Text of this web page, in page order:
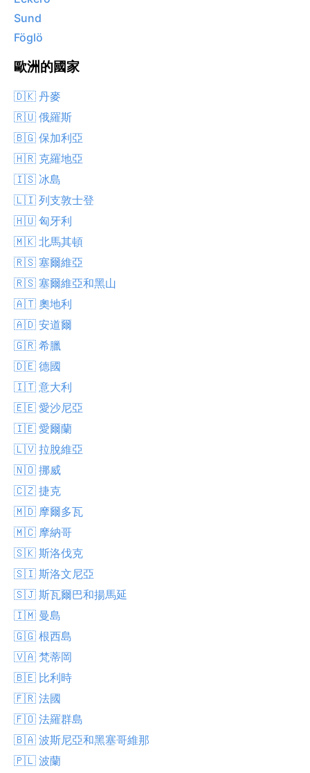
Sund
Föglö
歐洲的國家
🇩🇰 丹麥
🇷🇺 俄羅斯
🇧🇬 保加利亞
🇭🇷 克羅地亞
🇮🇸 冰島
🇱🇮 列支敦士登
🇭🇺 匈牙利
🇲🇰 北馬其頓
🇷🇸 塞爾維亞
🇷🇸 塞爾維亞和黑山
🇦🇹 奧地利
🇦🇩 安道爾
🇬🇷 希臘
🇩🇪 德國
🇮🇹 意大利
🇪🇪 愛沙尼亞
🇮🇪 愛爾蘭
🇱🇻 拉脫維亞
🇳🇴 挪威
🇨🇿 捷克
🇲🇩 摩爾多瓦
🇲🇨 摩納哥
🇸🇰 斯洛伐克
🇸🇮 斯洛文尼亞
🇸🇯 斯瓦爾巴和揚馬延
🇮🇲 曼島
🇬🇬 根西島
🇻🇦 梵蒂岡
🇧🇪 比利時
🇫🇷 法國
🇫🇴 法羅群島
🇧🇦 波斯尼亞和黑塞哥維那
🇵🇱 波蘭